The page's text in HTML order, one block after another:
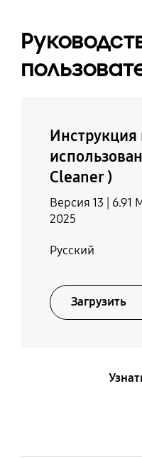
Инструкция
Cleaner )
Версия 13 | 6.91
2025
Русский
Загрузить